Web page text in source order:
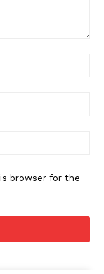
browser for the